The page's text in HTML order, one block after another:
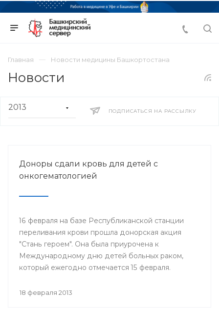
Главная Новости медицины Башкортостана
Новости
ПОДПИСАТЬСЯ НА РАССЫЛКУ
Доноры сдали кровь для детей с
онкогематологией
16 февраля на базе Республиканской станции
переливания крови прошла донорская акция
"Стань героем". Она была приурочена к
Международному дню детей больных раком,
который ежегодно отмечается 15 февраля.
18 февраля 2013